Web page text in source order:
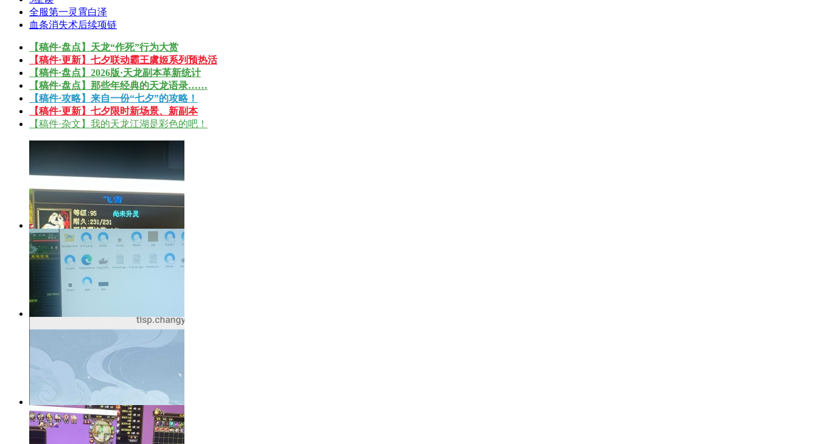
全服第一灵霄白泽
血条消失术后续项链
【稿件·盘点】天龙“作死”行为大赏
【稿件·更新】七夕联动霸王虞姬系列预热活
【稿件·盘点】2026版·天龙副本革新统计
【稿件·盘点】那些年经典的天龙语录……
【稿件·攻略】来自一份“七夕”的攻略！
【稿件·更新】七夕限时新场景、新副本
【稿件·杂文】我的天龙江湖是彩色的吧！
小重楼
天龙不到可败尽众生